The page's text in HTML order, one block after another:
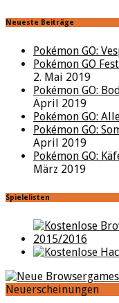
Neueste Beiträge
Pokémon GO:
Pokémon GO
2. Mai 2019
Pokémon GO:
April 2019
Pokémon GO:
Pokémon GO:
April 2019
Pokémon GO:
März 2019
Spielelisten
Neuerscheinungen